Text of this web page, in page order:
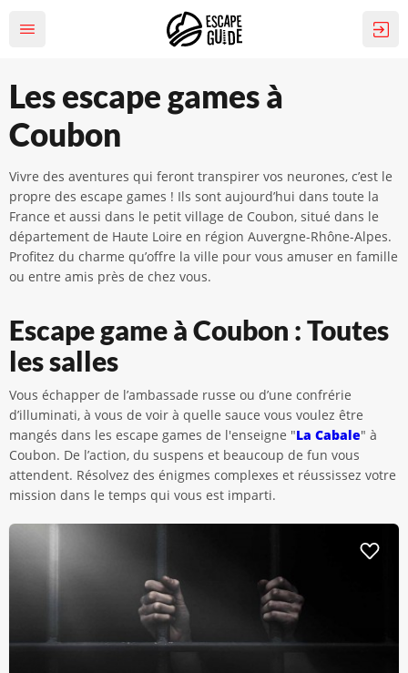
Les escape games à
Coubon
Vivre des aventures qui feront transpirer vos neurones, c’est le
propre des escape games ! Ils sont aujourd’hui dans toute la
France et aussi dans le petit village de Coubon, situé dans le
département de Haute Loire en région Auvergne-Rhône-Alpes.
Profitez du charme qu’offre la ville pour vous amuser en famille
ou entre amis près de chez vous.
Escape game à Coubon : Toutes
les salles
Vous échapper de l’ambassade russe ou d’une confrérie
d’illuminati, à vous de voir à quelle sauce vous voulez être
mangés dans les escape games de l'enseigne "La Cabale" à
Coubon. De l’action, du suspens et beaucoup de fun vous
attendent. Résolvez des énigmes complexes et réussissez votre
mission dans le temps qui vous est imparti.